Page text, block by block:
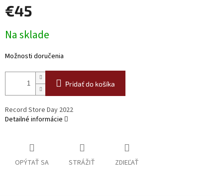
€45
cena:
Na sklade
Možnosti doručenia
Pridať do košíka
Record Store Day 2022
Detailné informácie
OPÝTAŤ SA STRÁŽIŤ ZDIEĽAŤ